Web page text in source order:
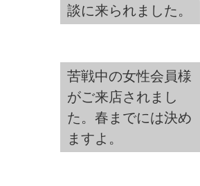
談に来られました。
苦戦中の女性会員様
がご来店されまし
た。春までには決め
ますよ。